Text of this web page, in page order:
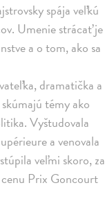
spája veľkú
Umenie strácať je
a o tom, ako sa
dramatička a
témy ako
Vyštudovala
a venovala
veľmi skoro, za
Prix Goncourt